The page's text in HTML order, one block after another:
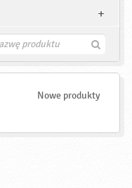
Z
d
Nowe produkty